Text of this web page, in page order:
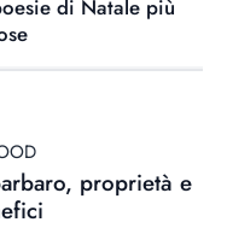
di Natale più
proprietà e